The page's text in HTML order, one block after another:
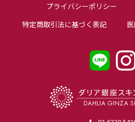
プライバシーポリシー
特定商取引法に基づく表記